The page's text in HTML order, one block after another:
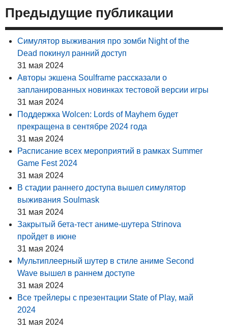
Предыдущие публикации
Симулятор выживания про зомби Night of the
Dead покинул ранний доступ
31 мая 2024
Авторы экшена Soulframe рассказали о
запланированных новинках тестовой версии игры
31 мая 2024
Поддержка Wolcen: Lords of Mayhem будет
прекращена в сентябре 2024 года
31 мая 2024
Расписание всех мероприятий в рамках Summer
Game Fest 2024
31 мая 2024
В стадии раннего доступа вышел симулятор
выживания Soulmask
31 мая 2024
Закрытый бета-тест аниме-шутера Strinova
пройдет в июне
31 мая 2024
Мультиплеерный шутер в стиле аниме Second
Wave вышел в раннем доступе
31 мая 2024
Все трейлеры с презентации State of Play, май
2024
31 мая 2024